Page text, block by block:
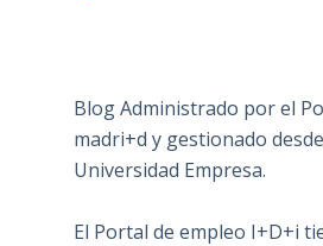
Blog Administrado por el
madri+d y gestionado
Universidad Empresa.
El Portal de empleo I+D+i